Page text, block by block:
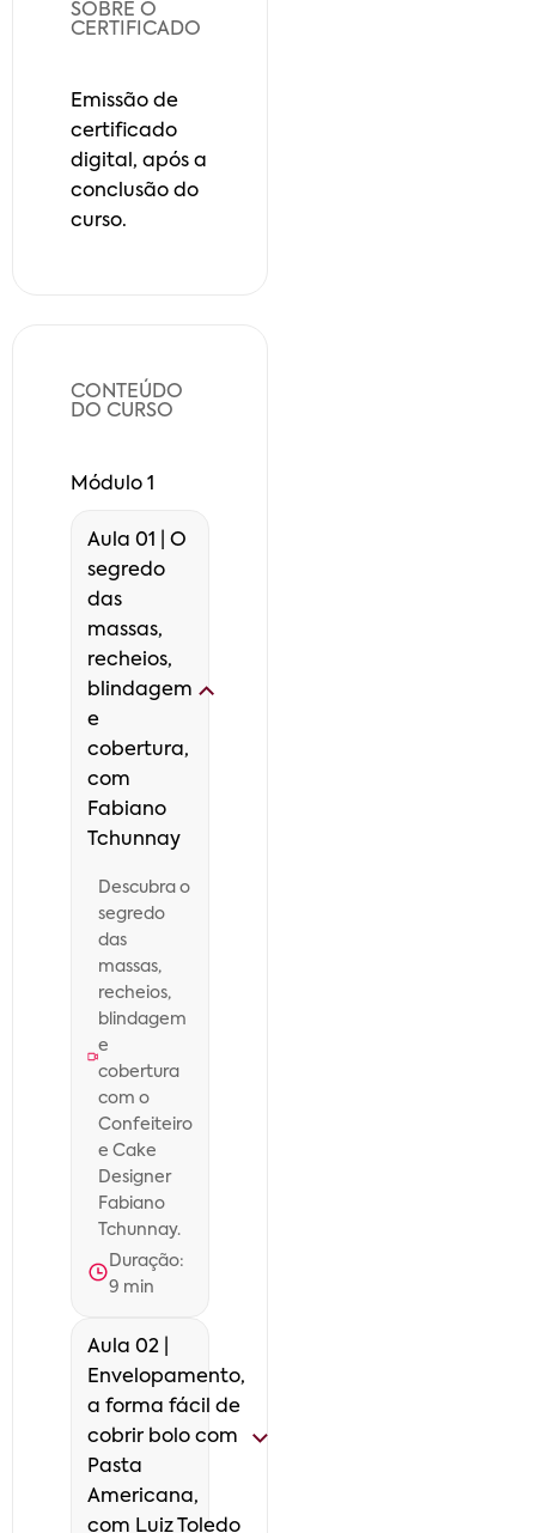
SOBRE O
CERTIFICADO
Emissão de
certificado
digital, após a
conclusão do
curso.
CONTEÚDO
DO CURSO
Módulo 1
Aula 01 | O
segredo
das
massas,
recheios,
blindagem
e
cobertura,
com
Fabiano
Tchunnay
Descubra o
segredo
das
massas,
recheios,
blindagem
e
cobertura
com o
Confeiteiro
e Cake
Designer
Fabiano
Tchunnay.
Duração:
9 min
Aula 02 |
Envelopamento,
a forma fácil de
cobrir bolo com
Pasta
Americana,
com Luiz Toledo